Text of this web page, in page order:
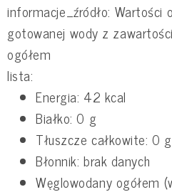
informacje_źródło: Wartości
gotowanej wody z
ogółem
lista:
Energia: 42 kcal
Białko: 0 g
Tłuszcze całkowite: 0 g
Błonnik: brak danych
Węglowodany ogółem